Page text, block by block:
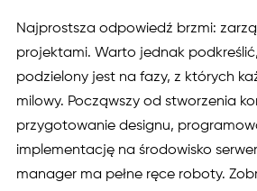
Najprostsza odpowiedź brzmi:
projektami. Warto jednak podkreślić,
podzielony jest na fazy, z których
milowy. Począwszy od stworzenia
przygotowanie designu,
implementację na środowisko
manager ma pełne ręce roboty.